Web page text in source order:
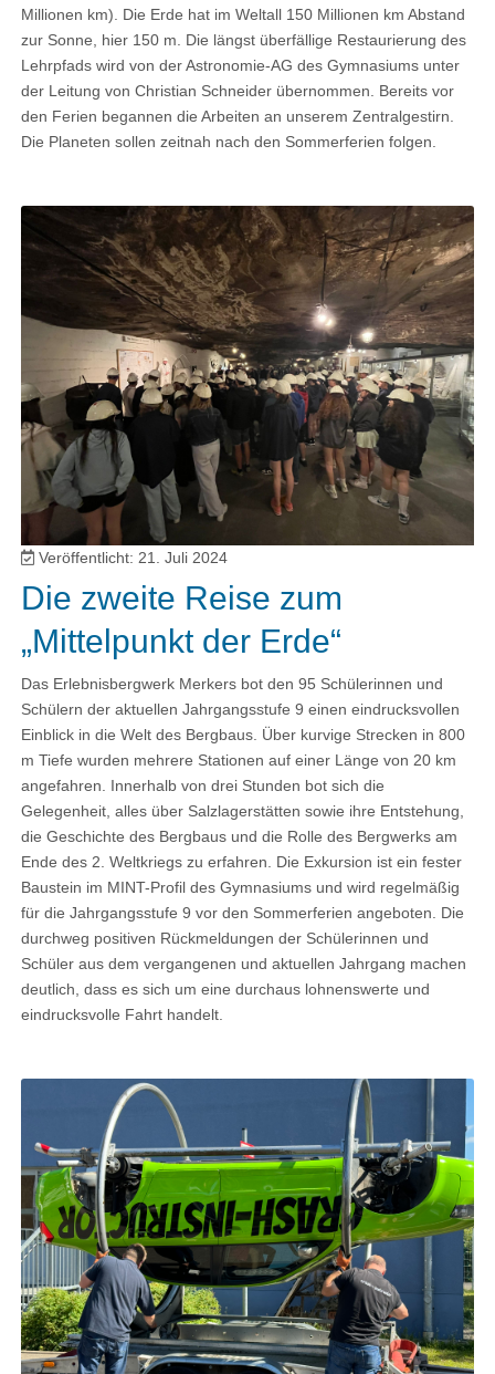
Millionen km). Die Erde hat im Weltall 150 Millionen km Abstand
zur Sonne, hier 150 m. Die längst überfällige Restaurierung des
Lehrpfads wird von der Astronomie-AG des Gymnasiums unter
der Leitung von Christian Schneider übernommen. Bereits vor
den Ferien begannen die Arbeiten an unserem Zentralgestirn.
Die Planeten sollen zeitnah nach den Sommerferien folgen.
Veröffentlicht: 21. Juli 2024
Die zweite Reise zum
„Mittelpunkt der Erde“
Das Erlebnisbergwerk Merkers bot den 95 Schülerinnen und
Schülern der aktuellen Jahrgangsstufe 9 einen eindrucksvollen
Einblick in die Welt des Bergbaus. Über kurvige Strecken in 800
m Tiefe wurden mehrere Stationen auf einer Länge von 20 km
angefahren. Innerhalb von drei Stunden bot sich die
Gelegenheit, alles über Salzlagerstätten sowie ihre Entstehung,
die Geschichte des Bergbaus und die Rolle des Bergwerks am
Ende des 2. Weltkriegs zu erfahren. Die Exkursion ist ein fester
Baustein im MINT-Profil des Gymnasiums und wird regelmäßig
für die Jahrgangsstufe 9 vor den Sommerferien angeboten. Die
durchweg positiven Rückmeldungen der Schülerinnen und
Schüler aus dem vergangenen und aktuellen Jahrgang machen
deutlich, dass es sich um eine durchaus lohnenswerte und
eindrucksvolle Fahrt handelt.